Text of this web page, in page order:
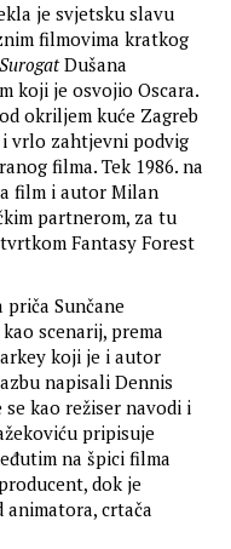
je svjetsku slavu
filmovima kratkog
SurogatDušana
koji je osvojio Oscara.
okriljem kuće Zagreb
vrlo zahtjevni podvig
filma. Tek 1986. na
film i autor Milan
partnerom, za tu
Fantasy Forest
Sunčane
scenarij, prema
koji je i autor
napisali Dennis
se kao režiser navodi i
pripisuje
na špici filma
dok je
animatora, crtača